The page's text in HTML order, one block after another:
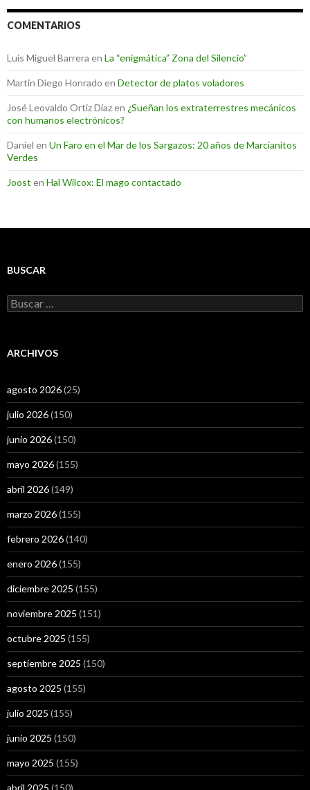
COMENTARIOS
Luis Miguel Barrera en La “enigmática” Zona del Silencio”
Martin Diego Honrado en Detector de platos voladores
José Leovaldo Ortiz Díazen ¿Sueñan los extraterrestres mecánicos
con humanos electrónicos?
Daniel en Un Faro en el Mar de los Sargazos: 20 años de Marcianitos
Verdes
Joost en Hal Wilcox: El mago contactado
BUSCAR
Buscar:
ARCHIVOS
agosto 2026(25)
julio 2026(150)
junio 2026(150)
mayo 2026(155)
abril 2026(149)
marzo 2026(155)
febrero 2026(140)
enero 2026(155)
diciembre 2025 (155)
noviembre 2025 (151)
octubre 2025 (155)
septiembre 2025 (150)
agosto 2025 (155)
julio 2025 (155)
junio 2025 (150)
mayo 2025 (155)
abril 2025 (150)